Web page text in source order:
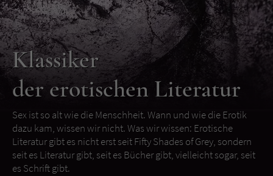
Klassiker
der erotischen Literatur
Sex ist so alt wie die Menschheit. Wann und wie die Erotik
dazu kam, wissen wir nicht. Was wir wissen: Erotische
Literatur gibt es nicht erst seit Fifty Shades of Grey, sondern
seit es Literatur gibt, seit es Bücher gibt, vielleicht sogar, seit
es Schrift gibt.